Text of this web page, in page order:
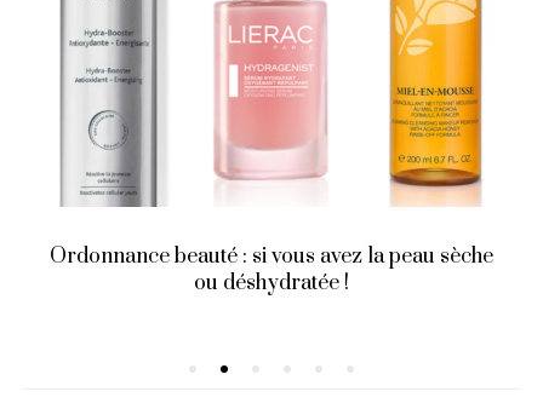
Ordonnance beauté : si vous avez la peau sèche
ou déshydratée !